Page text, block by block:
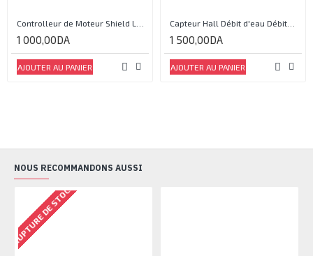
1 000,00DA
AJOUTER AU PANIER
Capteur Hall Débit d'eau Débitmètre Contrôle 1-30L Eau / min 1.75MPa
1 500,00DA
AJOUTER AU PANIER
NOUS RECOMMANDONS AUSSI
RUPTURE DE STOCK